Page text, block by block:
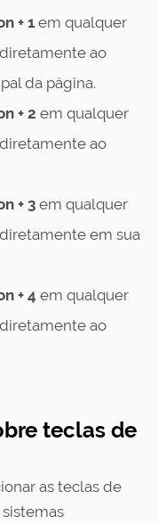
+ 1 em qualquer
ao
da página.
+ 2 em qualquer
ao
+ 3em qualquer
em sua
+ 4 em qualquer
ao
teclas de
as teclas de